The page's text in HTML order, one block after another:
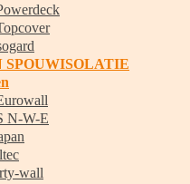
SPOUWISOLATIE
N-W-E
wall